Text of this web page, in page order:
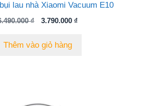
lau nhà Xiaomi Vacuum E10
₫
Giá
là:
6.490.000 ₫.
3.790.000 ₫
Thêm vào giỏ hàng